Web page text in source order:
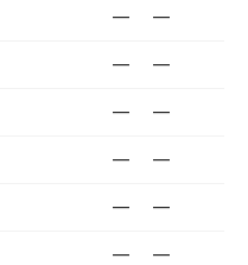
— —
— —
— —
— —
— —
— —